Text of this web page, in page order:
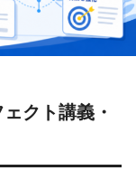
クト講義・